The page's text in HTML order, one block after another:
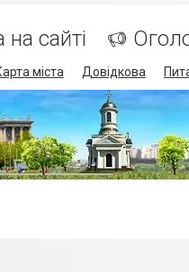
сайті
міста Довідкова